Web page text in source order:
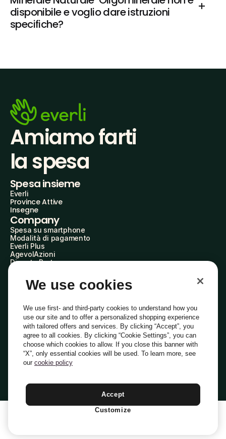
disponibile e voglio dare istruzioni
specifiche?
Amiamo farti
la spesa
Spesa insieme
Everli
Province Attive
Insegne
Company
Spesa su smartphone
Modalità di pagamento
Everli Plus
AgevolAzioni
Diventa Partner
Everli Shoppers
About Us
Everli News
Domande frequenti
Lavora con noi
Diventa Shopper
Investitori
PrivacyCookiePreferenze Cookie
Termini e CondizioniCodice Etico
Indirizzo PEC: everli@pec.it - indirizzo DPO: dpo@everli.com
Italiano
We use cookies
We use first- and third-party cookies to understand how you
use our site and to offer a personalized shopping experience
with tailored offers and services. By clicking “Accept”, you
agree to all cookies. By clicking “Cookie Settings”, you can
choose which cookies to allow. If you close this banner with
“X”, only essential cookies will be used. To learn more, see
our cookie policy
Accept
Customize